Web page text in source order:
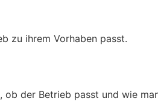
zu ihrem Vorhaben passt.
der Betrieb passt und wie